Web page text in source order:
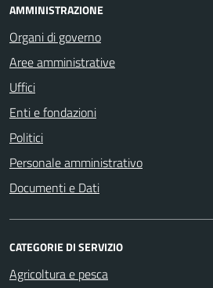
AMMINISTRAZIONE
Organi di governo
Aree amministrative
Uffici
Enti e fondazioni
Politici
Personale amministrativo
Documenti e Dati
CATEGORIE DI SERVIZIO
Agricoltura e pesca